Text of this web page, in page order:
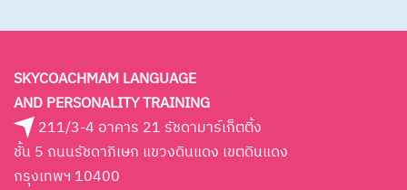
SKYCOACHMAM LANGUAGE
AND PERSONALITY TRAINING
211/3-4 อาคาร 21 รัชดามาร์เก็ตติ้ง
ชั้น 5 ถนนรัชดาภิเษก แขวงดินแดง เขตดินแดง
กรุงเทพฯ 10400